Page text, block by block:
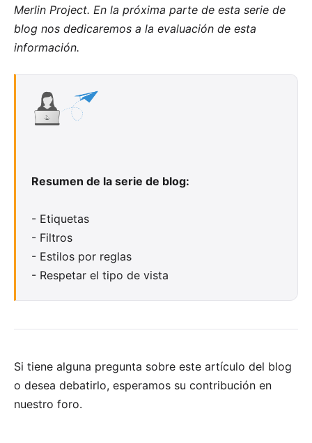
Merlin Project. En la próxima parte de esta serie de
blog nos dedicaremos a la evaluación de esta
información.
Resumen de la serie de blog:
- Etiquetas
- Filtros
- Estilos por reglas
- Respetar el tipo de vista
Si tiene alguna pregunta sobre este artículo del blog
o desea debatirlo, esperamos su contribución en
nuestro foro.